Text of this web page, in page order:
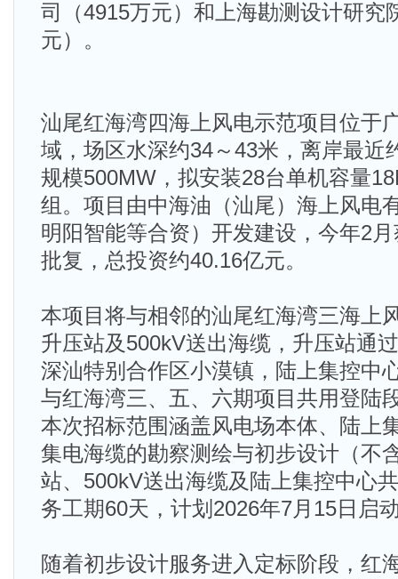
司（4915万元）和上海勘测设计研究
元）。
汕尾红海湾四海上风电示范项目位于
域，场区水深约34～43米，离岸最近
规模500MW，拟安装28台单机容量
组。项目由中海油（汕尾）海上风电
明阳智能等合资）开发建设，今年2
批复，总投资约40.16亿元。
本项目将与相邻的汕尾红海湾三海上
升压站及500kV送出海缆，升压站通
深汕特别合作区小漠镇，陆上集控中
与红海湾三、五、六期项目共用登陆
本次招标范围涵盖风电场本体、陆上
集电海缆的勘察测绘与初步设计（不
站、500kV送出海缆及陆上集控中心
务工期60天，计划2026年7月15日启
随着初步设计服务进入定标阶段，红